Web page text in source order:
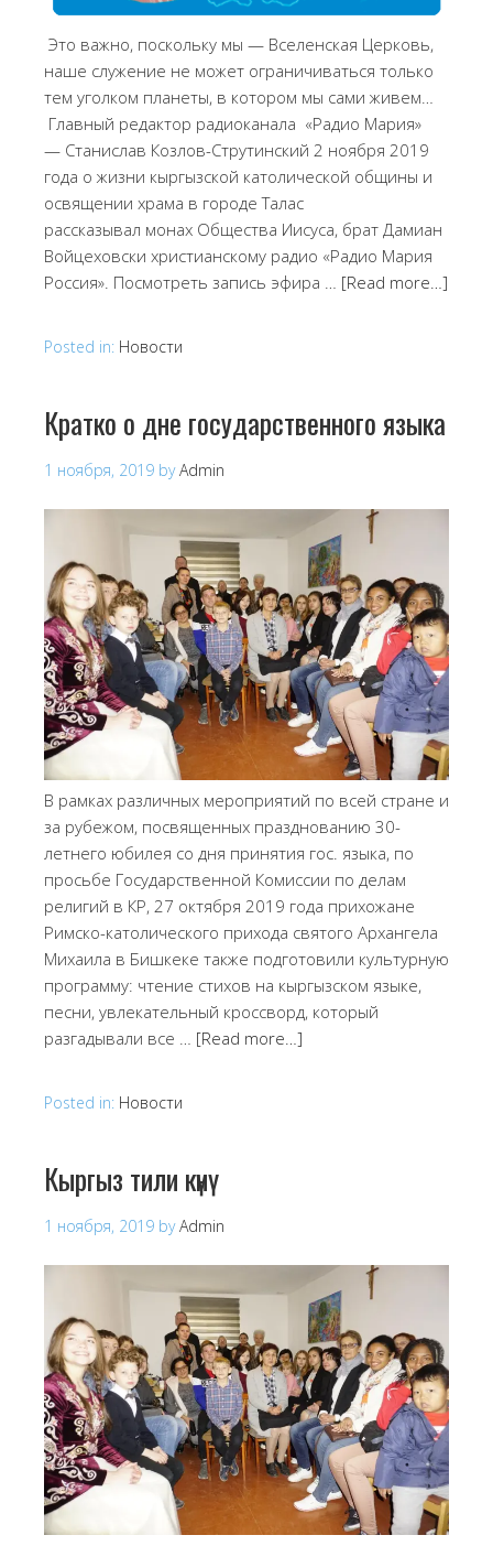
Это важно, поскольку мы — Вселенская Церковь,
наше служение не может ограничиваться только
тем уголком планеты, в котором мы сами живем…
Главный редактор радиоканала «Радио Мария»
— Станислав Козлов-Струтинский 2 ноября 2019
года о жизни кыргызской католической общины и
освящении храма в городе Талас
рассказывал монах Общества Иисуса, брат Дамиан
Войцеховски христианскому радио «Радио Мария
Россия». Посмотреть запись эфира … [Read more…]
Posted in: Новости
Кратко о дне государственного языка
1 ноября, 2019 byAdmin
В рамках различных мероприятий по всей стране и
за рубежом, посвященных празднованию 30-
летнего юбилея со дня принятия гос. языка, по
просьбе Государственной Комиссии по делам
религий в КР, 27 октября 2019 года прихожане
Римско-католического прихода святого Архангела
Михаила в Бишкеке также подготовили культурную
программу: чтение стихов на кыргызском языке,
песни, увлекательный кроссворд, который
разгадывали все … [Read more…]
Posted in: Новости
Кыргыз тили күнү
1 ноября, 2019 byAdmin